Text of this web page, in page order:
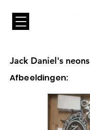
Jack Daniel's neons
Afbeeldingen: